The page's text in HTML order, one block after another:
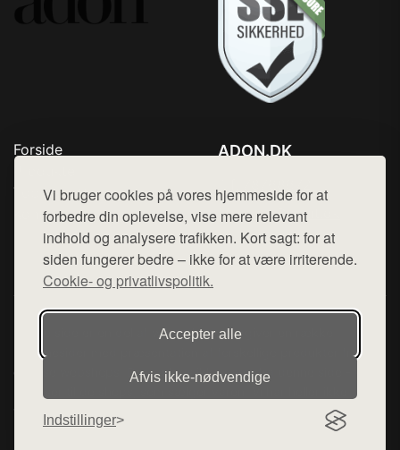
Vi bruger cookies på vores hjemmeside for at
forbedre din oplevelse, vise mere relevant
indhold og analysere trafikken. Kort sagt: for at
siden fungerer bedre – ikke for at være irriterende.
Cookie- og privatlivspolitik.
Accepter alle
Afvis ikke‑nødvendige
Indstillinger
Forside
Top Rabatter
Kontakt
ADON.DK
Mail: hej@want.dk
Cookie- og privatlivspolitik
Denne side er en del af want.dk, der udgiver en række
hjemmesider med præsentation af forskellige produkter fra
diverse webshops. Der sælges ikke varer fra denne side - vi
henviser til de shops, som sælger varen. Vi har heller ikke
varerne på lager.